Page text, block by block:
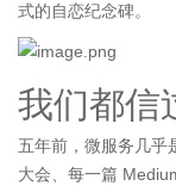
式的自恋纪念碑。
我们都信
五年前，微服务几乎
大会、每一篇